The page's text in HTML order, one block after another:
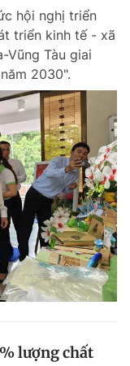
hội nghị triển
triển kinh tế - xã
Vũng Tàu giai
2030".
lượng chất